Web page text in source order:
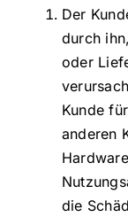
Der
durch
oder
Kunde
anderen
die